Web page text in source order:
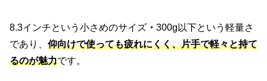
8.3インチという小さめのサイズ ・ 300g以下という軽量さ
であり、 仰向けで使っても疲れにくく、片手で軽々と持て
るのが魅力です。